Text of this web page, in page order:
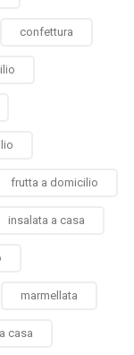
confettura
frutta a domicilio
insalata a casa
marmellata
casa